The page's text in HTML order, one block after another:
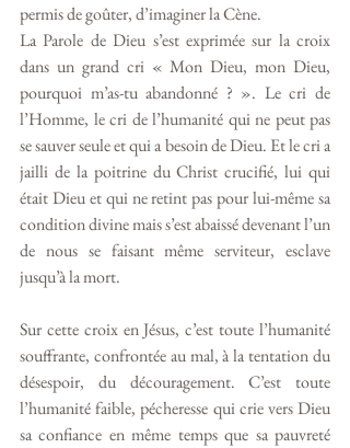
permis de goûter, d’imaginer la Cène.
La Parole de Dieu s’est exprimée sur la croix
dans un grand cri « Mon Dieu, mon Dieu,
pourquoi m’as-tu abandonné ? ». Le cri de
l’Homme, le cri de l’humanité qui ne peut pas
se sauver seule et qui a besoin de Dieu. Et le cri a
jailli de la poitrine du Christ crucifié, lui qui
était Dieu et qui ne retint pas pour lui-même sa
condition divine mais s’est abaissé devenant l’un
de nous se faisant même serviteur, esclave
jusqu’à la mort.
Sur cette croix en Jésus, c’est toute l’humanité
souffrante, confrontée au mal, à la tentation du
désespoir, du découragement. C’est toute
l’humanité faible, pécheresse qui crie vers Dieu
sa confiance en même temps que sa pauvreté